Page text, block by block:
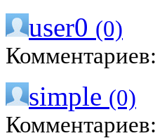
user0 (0)
simple (0)